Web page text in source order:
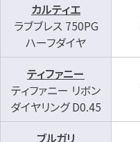
カルティエ
ラブブレス 750PG
ハーフダイヤ
ティファニー
ティファニー リボン
ダイヤリング D0.45
ブルガリ